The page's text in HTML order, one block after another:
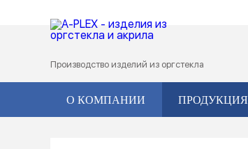
Производство изделий из оргстекла
О КОМПАНИИ ПРОДУКЦИЯ